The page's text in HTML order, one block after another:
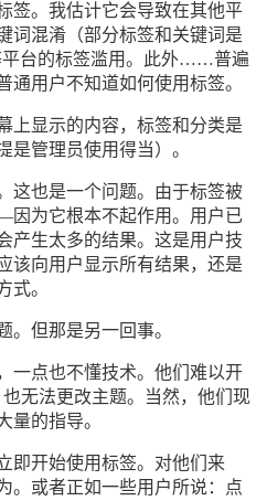
签。我估计它会导致在其他平
词混淆（部分标签和关键词是
平台的标签滥用。此外……普遍
通用户不知道如何使用标签。
上显示的内容，标签和分类是
管理员使用得当）。
这也是一个问题。由于标签被
为它根本不起作用。用户已
产生太多的结果。这是用户技
该向用户显示所有结果，还是
式。
。但那是另一回事。
一点也不懂技术。他们难以开
也无法更改主题。当然，他们现
量的指导。
即开始使用标签。对他们来
。或者正如一些用户所说：点